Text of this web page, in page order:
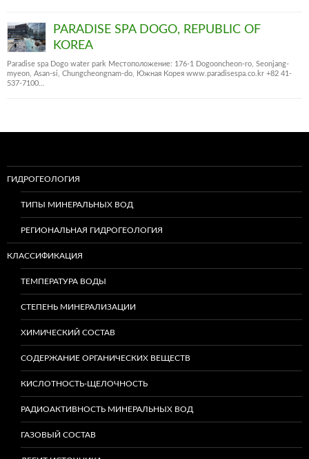
PARADISE SPA DOGO, REPUBLIC OF
KOREA
Paradise spa Dogo water park Местоположение: 176-1 Dogooncheon-ro, Seonjang-
myeon, Asan-si, Chungcheongnam-do, Южная Корея www.paradisespa.co.kr +82 41-
537-7100…
ГИДРОГЕОЛОГИЯ
ТИПЫ МИНЕРАЛЬНЫХ ВОД
РЕГИОНАЛЬНАЯ ГИДРОГЕОЛОГИЯ
КЛАССИФИКАЦИЯ
ТЕМПЕРАТУРА ВОДЫ
СТЕПЕНЬ МИНЕРАЛИЗАЦИИ
ХИМИЧЕСКИЙ СОСТАВ
СОДЕРЖАНИЕ ОРГАНИЧЕСКИХ ВЕЩЕСТВ
КИСЛОТНОСТЬ-ЩЕЛОЧНОСТЬ
РАДИОАКТИВНОСТЬ МИНЕРАЛЬНЫХ ВОД
ГАЗОВЫЙ СОСТАВ